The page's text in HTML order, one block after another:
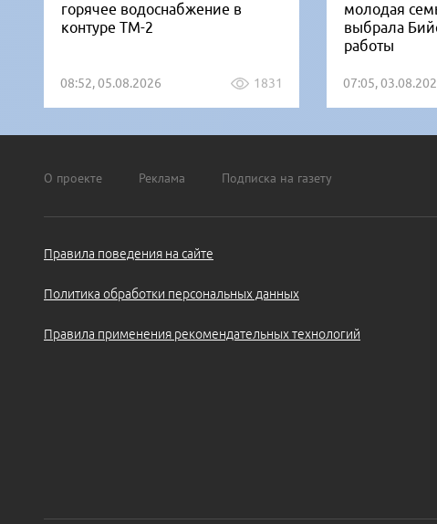
горячее водоснабжение в
контуре ТМ-2
08:52, 05.08.2026 1831
молодая
выбрала
работы
07:05,
О проекте Реклама Подписка на газету
Правила поведения на сайте
Политика обработки персональных данных
Правила применения рекомендательных технологий